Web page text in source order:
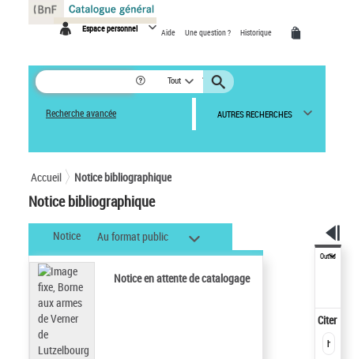
Espace personnel Aide Une question ? Historique
Tout
Recherche avancée AUTRES RECHERCHES
Accueil Notice bibliographique
Notice bibliographique
Notice Au format public
Notice en attente de catalogage
Outils
Citer
Panneau de gestion des cookies